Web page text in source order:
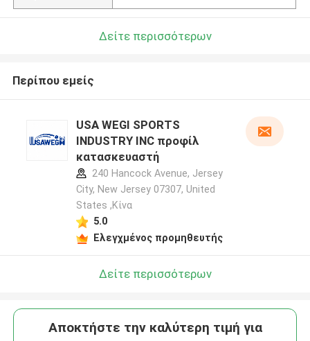
Δείτε περισσότερων
Περίπου εμείς
USA WEGI SPORTS
INDUSTRY INC προφίλ
κατασκευαστή
240 Hancock Avenue, Jersey
City, New Jersey 07307, United
States ,Κίνα
5.0
Ελεγχμένος προμηθευτής
Δείτε περισσότερων
Αποκτήστε την καλύτερη τιμή για